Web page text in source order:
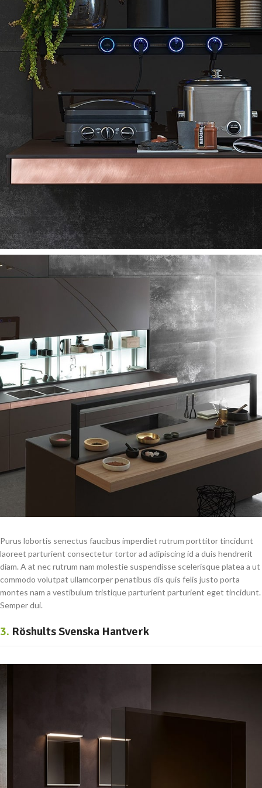
Purus lobortis senectus faucibus imperdiet rutrum porttitor tincidunt
laoreet parturient consectetur tortor ad adipiscing id a duis hendrerit
diam. A at nec rutrum nam molestie suspendisse scelerisque platea a ut
commodo volutpat ullamcorper penatibus dis quis felis justo porta
montes nam a vestibulum tristique parturient parturient eget tincidunt.
Semper dui.
3. Röshults Svenska Hantverk